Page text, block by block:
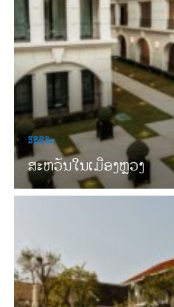
ວິຖີຊີວິດ
ສະຫວັນໃນເມືອງຫຼວງ